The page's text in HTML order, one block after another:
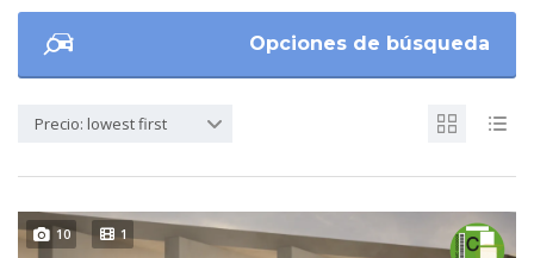
Opciones de búsqueda
Precio: lowest first
10 1